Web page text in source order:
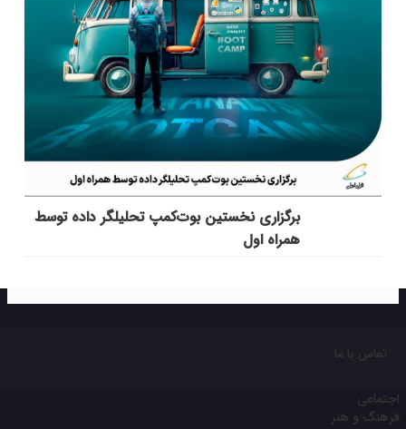
برگزاری نخستین بوت‌کمپ تحلیلگر داده توسط
همراه اول
تماس با ما
اجتماعی
فرهنگ و هنر